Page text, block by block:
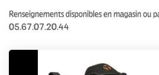
Renseignements disponibles en magasin ou
05.67.07.20.44